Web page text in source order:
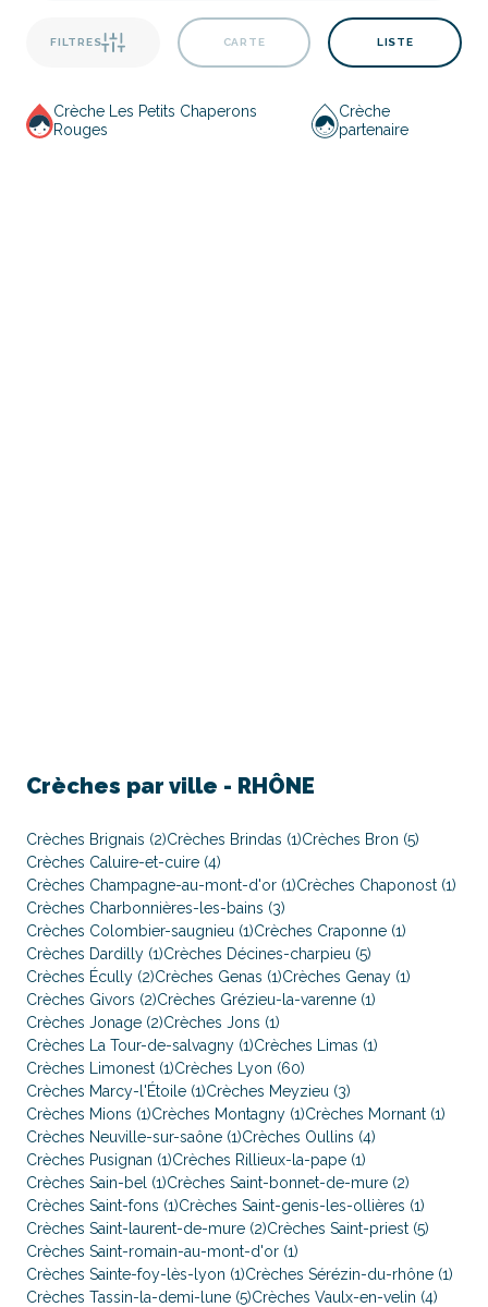
FILTRES CARTE LISTE
Crèche Les Petits Chaperons
Rouges
Crèche
partenaire
Crèches par ville - RHÔNE
Crèches Brignais (2)Crèches Brindas (1)Crèches Bron (5)
Crèches Caluire-et-cuire (4)
Crèches Champagne-au-mont-d'or (1)Crèches Chaponost (1)
Crèches Charbonnières-les-bains (3)
Crèches Colombier-saugnieu (1)Crèches Craponne (1)
Crèches Dardilly (1)Crèches Décines-charpieu (5)
Crèches Écully (2)Crèches Genas (1)Crèches Genay (1)
Crèches Givors (2)Crèches Grézieu-la-varenne (1)
Crèches Jonage (2)Crèches Jons (1)
Crèches La Tour-de-salvagny (1)Crèches Limas (1)
Crèches Limonest (1)Crèches Lyon (60)
Crèches Marcy-l'Étoile (1)Crèches Meyzieu (3)
Crèches Mions (1)Crèches Montagny (1)Crèches Mornant (1)
Crèches Neuville-sur-saône (1)Crèches Oullins (4)
Crèches Pusignan (1)Crèches Rillieux-la-pape (1)
Crèches Sain-bel (1)Crèches Saint-bonnet-de-mure (2)
Crèches Saint-fons (1)Crèches Saint-genis-les-ollières (1)
Crèches Saint-laurent-de-mure (2)Crèches Saint-priest (5)
Crèches Saint-romain-au-mont-d'or (1)
Crèches Sainte-foy-lès-lyon (1)Crèches Sérézin-du-rhône (1)
Crèches Tassin-la-demi-lune (5)Crèches Vaulx-en-velin (4)